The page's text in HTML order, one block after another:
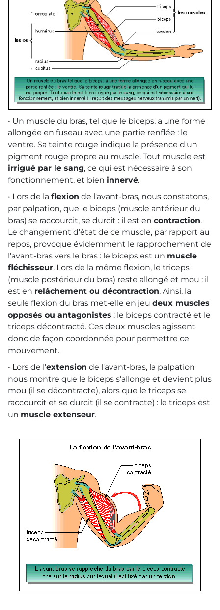
• Un muscle du bras, tel que le biceps, a une forme
allongée en fuseau avec une partie renflée : le
ventre. Sa teinte rouge indique la présence d'un
pigment rouge propre au muscle. Tout muscle est
irrigué par le sang, ce qui est nécessaire à son
fonctionnement, et bien innervé.
• Lors de la flexion de l'avant-bras, nous constatons,
par palpation, que le biceps (muscle antérieur du
bras) se raccourcit, se durcit : il est en contraction.
Le changement d'état de ce muscle, par rapport au
repos, provoque évidemment le rapprochement de
l'avant-bras vers le bras : le biceps est un muscle
fléchisseur. Lors de la même flexion, le triceps
(muscle postérieur du bras) reste allongé et mou : il
est en relâchement ou décontraction. Ainsi, la
seule flexion du bras met-elle en jeu deux muscles
opposés ou antagonistes : le biceps contracté et le
triceps décontracté. Ces deux muscles agissent
donc de façon coordonnée pour permettre ce
mouvement.
• Lors de l'extension de l'avant-bras, la palpation
nous montre que le biceps s'allonge et devient plus
mou (il se décontracte), alors que le triceps se
raccourcit et se durcit (il se contracte) : le triceps est
un muscle extenseur.